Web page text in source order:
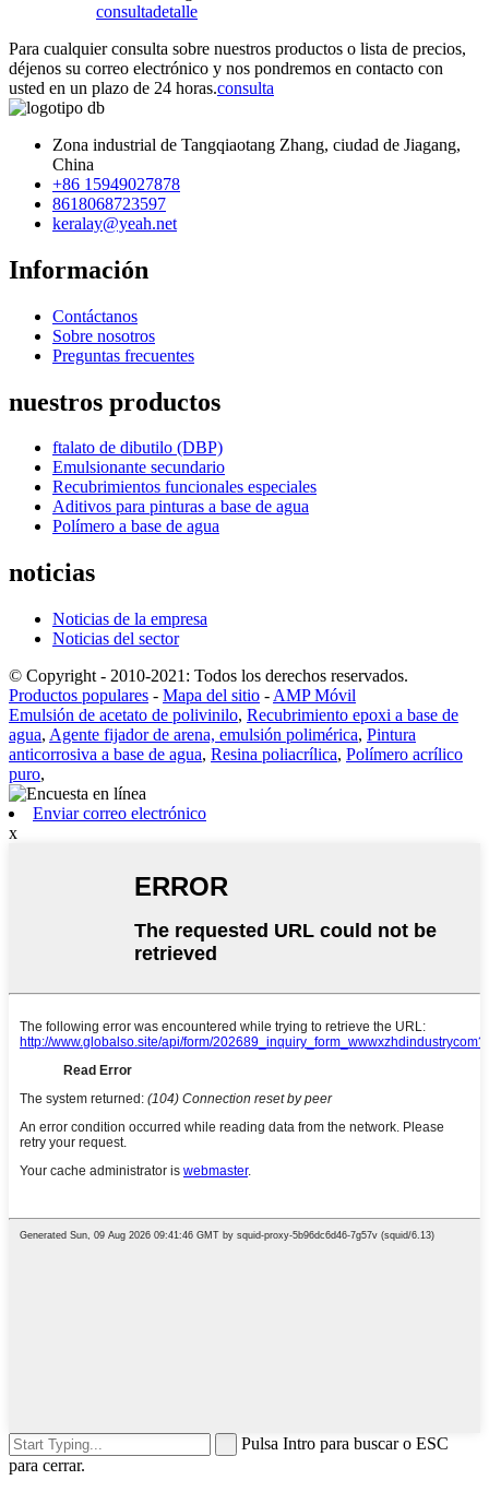
consultadetalle
Para cualquier consulta sobre nuestros productos o lista de precios,
déjenos su correo electrónico y nos pondremos en contacto con
usted en un plazo de 24 horas.consulta
Zona industrial de Tangqiaotang Zhang, ciudad de Jiagang,
China
+86 15949027878
8618068723597
keralay@yeah.net
Información
Contáctanos
Sobre nosotros
Preguntas frecuentes
nuestros productos
ftalato de dibutilo (DBP)
Emulsionante secundario
Recubrimientos funcionales especiales
Aditivos para pinturas a base de agua
Polímero a base de agua
noticias
Noticias de la empresa
Noticias del sector
© Copyright - 2010-2021: Todos los derechos reservados.
Productos populares - Mapa del sitio - AMP Móvil
Emulsión de acetato de polivinilo, Recubrimiento epoxi a base de
agua, Agente fijador de arena, emulsión polimérica, Pintura
anticorrosiva a base de agua, Resina poliacrílica, Polímero acrílico
puro,
Enviar correo electrónico
x
Pulsa Intro para buscar o ESC
para cerrar.